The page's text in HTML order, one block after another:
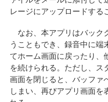
レージにアップロードする
なお、本アプリはバック
うこともでき、録音中に端
てホーム画面に戻ったり、
を続けられる。ただし、ス
画面を閉じると、バッファ
しまい、再びアプリ画面を